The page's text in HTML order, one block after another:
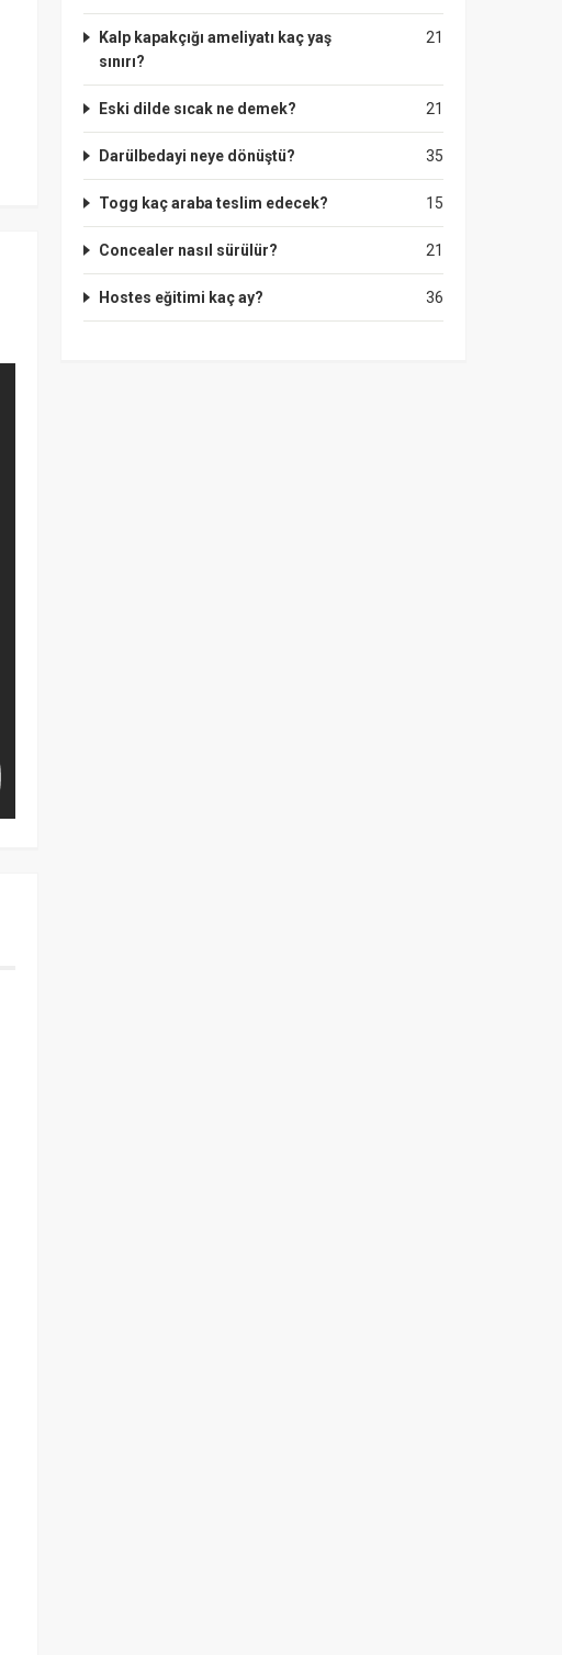
21
Kalp kapakçığı ameliyatı kaç yaş
sınırı?
21
Eski dilde sıcak ne demek?
35
Darülbedayi neye dönüştü?
15
Togg kaç araba teslim edecek?
21
Concealer nasıl sürülür?
36
Hostes eğitimi kaç ay?